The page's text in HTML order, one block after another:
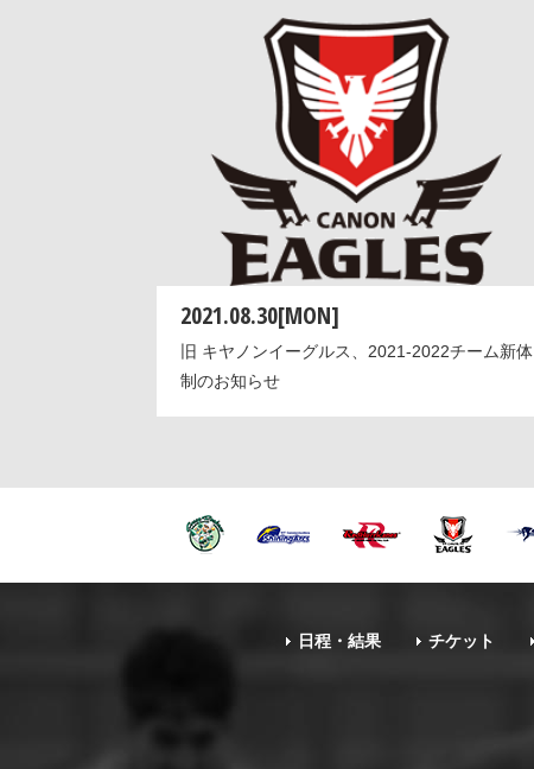
2021.08.30[MON]
旧 キヤノンイーグルス、2021-2022チーム新体
制のお知らせ
日程・結果 チケット